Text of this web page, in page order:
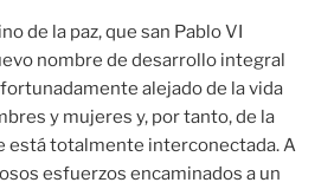
de la paz, que san Pablo VI
nombre de desarrollo integral
alejado de la vida
y mujeres y, por tanto, de la
está totalmente interconectada. A
esfuerzos encaminados a un